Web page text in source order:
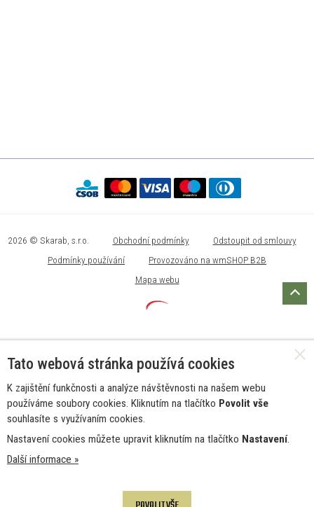
2026 © Skarab, s.r.o. Obchodní podmínky
Odstoupit od smlouvy
Podmínky používání
Provozováno na wmSHOP B2B
Mapa webu
Tato webová stránka používá cookies
K zajištění funkčnosti a analýze návštěvnosti na našem webu
používáme soubory cookies. Kliknutím na tlačítko Povolit vše
souhlasíte s využívaním cookies.
Nastavení cookies můžete upravit kliknutím na tlačítko Nastavení.
Další informace »